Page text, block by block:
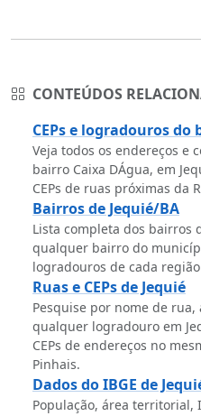
CONTEÚDOS
CEPs e logradouros do
Veja todos os endereços e
bairro Caixa DÁgua, em
CEPs de ruas próximas da
Bairros de Jequié/BA
Lista completa dos bairros
qualquer bairro do
logradouros de cada
Ruas e CEPs de Jequié
Pesquise por nome de rua,
qualquer logradouro em
CEPs de endereços no
Pinhais.
Dados do IBGE de
População, área territorial,